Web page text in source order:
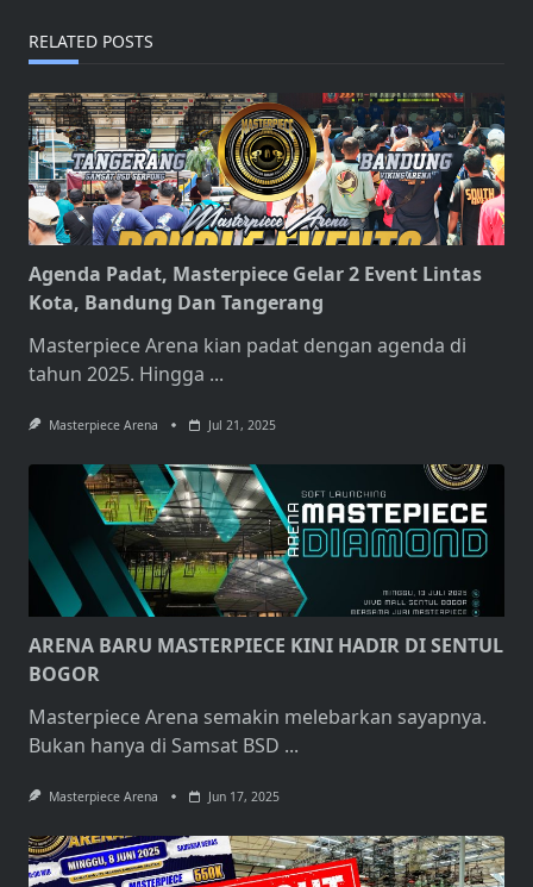
RELATED POSTS
Agenda Padat, Masterpiece Gelar 2 Event Lintas
Kota, Bandung Dan Tangerang
Masterpiece Arena kian padat dengan agenda di
tahun 2025. Hingga ...
Masterpiece Arena Jul 21, 2025
ARENA BARU MASTERPIECE KINI HADIR DI SENTUL
BOGOR
Masterpiece Arena semakin melebarkan sayapnya.
Bukan hanya di Samsat BSD ...
Masterpiece Arena Jun 17, 2025